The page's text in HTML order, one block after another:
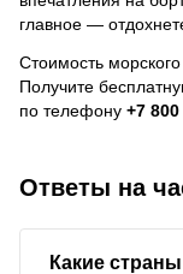
главное —
Стоимость
Получите
по телефону +7
Ответы на
Какие